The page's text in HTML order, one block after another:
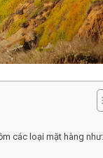
các loại mặt hàng như: